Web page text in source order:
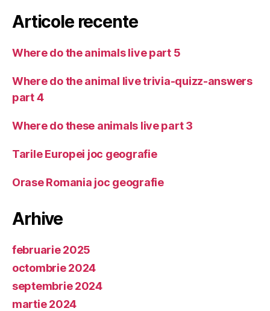
Articole recente
Where do the animals live part 5
Where do the animal live trivia-quizz-answers
part 4
Where do these animals live part 3
Tarile Europei joc geografie
Orase Romania joc geografie
Arhive
februarie 2025
octombrie 2024
septembrie 2024
martie 2024